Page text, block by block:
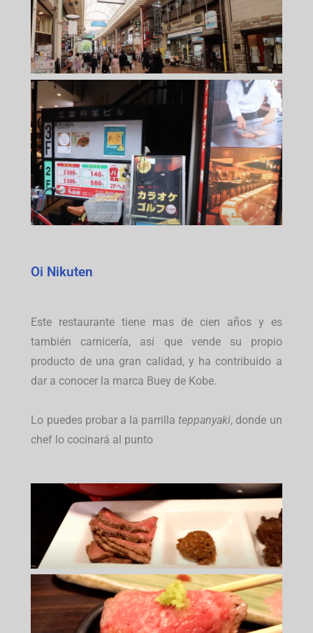
Oi Nikuten
Este restaurante tiene mas de cien años y es
también carnicería, así que vende su propio
producto de una gran calidad, y ha contribuido a
dar a conocer la marca Buey de Kobe.
Lo puedes probar a la parrillateppanyaki, donde un
chef lo cocinará al punto